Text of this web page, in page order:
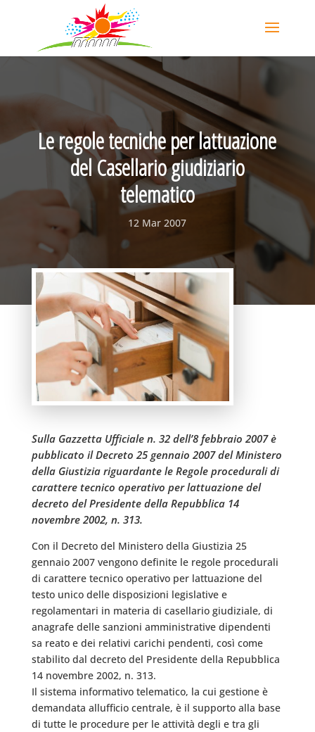
Le regole tecniche per lattuazione
del Casellario giudiziario
telematico
12 Mar 2007
Sulla Gazzetta Ufficiale n. 32 dell’8 febbraio 2007 è
pubblicato il Decreto 25 gennaio 2007 del Ministero
della Giustizia riguardante le Regole procedurali di
carattere tecnico operativo per lattuazione del
decreto del Presidente della Repubblica 14
novembre 2002, n. 313.
Con il Decreto del Ministero della Giustizia 25
gennaio 2007 vengono definite le regole procedurali
di carattere tecnico operativo per lattuazione del
testo unico delle disposizioni legislative e
regolamentari in materia di casellario giudiziale, di
anagrafe delle sanzioni amministrative dipendenti
sa reato e dei relativi carichi pendenti, così come
stabilito dal decreto del Presidente della Repubblica
14 novembre 2002, n. 313.
Il sistema informativo telematico, la cui gestione è
demandata allufficio centrale, è il supporto alla base
di tutte le procedure per le attività degli e tra gli